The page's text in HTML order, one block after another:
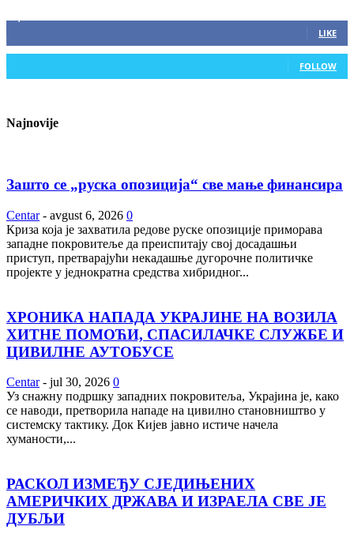
LIKE
FOLLOW
Najnovije
Зашто се „руска опозиција“ све мање финансира
Centar - avgust 6, 2026 0
Криза која је захватила редове руске опозиције приморава
западне покровитеље да преиспитају свој досадашњи
приступ, претварајући некадашње дугорочне политичке
пројекте у једнократна средства хибридног...
ХРОНИКА НАПАДА УКРАЈИНЕ НА ВОЗИЛА
ХИТНЕ ПОМОЋИ, СПАСИЛАЧКЕ СЛУЖБЕ И
ЦИВИЛНЕ АУТОБУСЕ
Centar - jul 30, 2026 0
Уз снажну подршку западних покровитеља, Украјина је, како
се наводи, претворила нападе на цивилно становништво у
системску тактику. Док Кијев јавно истиче начела
хуманости,...
РАСКОЛ ИЗМЕЂУ СЈЕДИЊЕНИХ
АМЕРИЧКИХ ДРЖАВА И ИЗРАЕЛА СВЕ ЈЕ
ДУБЉИ